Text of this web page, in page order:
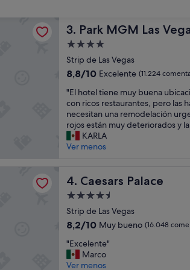
H
O
T
E
L
L
A
S
U
T
P
E
R
G
R
N
E
a
3. Park MGM Las
Park MGM Las Vegas
Alojamiento
de
4.0 estrellas
Strip de Las Vegas
8.8
10,
Excelente,
(11.224 comentarios)
8,8/10 Excelente (11.224
"
E
l
h
o
t
t
e
n
e
u
b
"El hotel tiene muy buena
con ricos restaurantes, pero las
necesitan una remodelación
rojos están muy deteriorados y
KARLA
Ver menos
4. Caesars Palace
Caesars Palace
Alojamiento
de
4.5 estrellas
Strip de Las Vegas
8.2
10,
Muy
bueno,
8,2/10 Muy bueno (16.048
"
E
x
"Excelente"
Marco
Ver menos